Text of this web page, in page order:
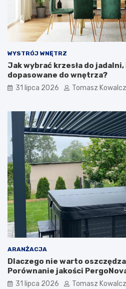
WYSTRÓJ WNĘTRZ
Jak wybrać krzesła do
dopasowane do wnętrza?
31 lipca 2026 Tomasz
ARANŻACJA
Dlaczego nie warto
Porównanie jakości
marketu
31 lipca 2026 Tomasz